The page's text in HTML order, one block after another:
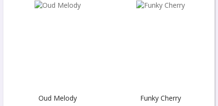
Oud Melody Funky Cherry